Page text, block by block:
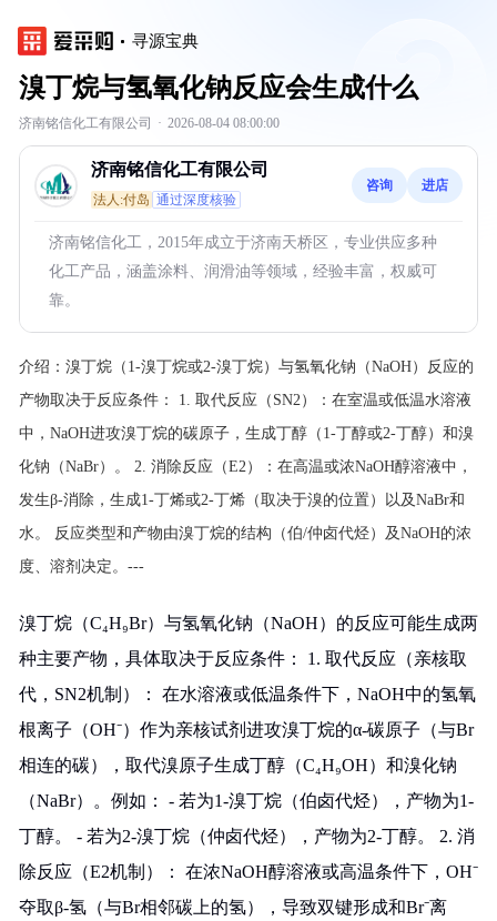
寻源宝典
溴丁烷与氢氧化钠反应会生成什么
济南铭信化工有限公司 · 2026-08-04 08:00:00
济南铭信化工有限公司
法人:付岛 通过深度核验
咨询 进店
济南铭信化工，2015年成立于济南天桥区，专业供应多种
化工产品，涵盖涂料、润滑油等领域，经验丰富，权威可
靠。
介绍： 溴丁烷（1-溴丁烷或2-溴丁烷）与氢氧化钠（NaOH）反应的
产物取决于反应条件： 1. 取代反应（SN2）：在室温或低温水溶液
中，NaOH进攻溴丁烷的碳原子，生成丁醇（1-丁醇或2-丁醇）和溴
化钠（NaBr）。 2. 消除反应（E2）：在高温或浓NaOH醇溶液中，
发生β-消除，生成1-丁烯或2-丁烯（取决于溴的位置）以及NaBr和
水。 反应类型和产物由溴丁烷的结构（伯/仲卤代烃）及NaOH的浓
度、溶剂决定。---
溴丁烷（C₄H₉Br）与氢氧化钠（NaOH）的反应可能生成两
种主要产物，具体取决于反应条件： 1. 取代反应（亲核取
代，SN2机制）： 在水溶液或低温条件下，NaOH中的氢氧
根离子（OH⁻）作为亲核试剂进攻溴丁烷的α-碳原子（与Br
相连的碳），取代溴原子生成丁醇（C₄H₉OH）和溴化钠
（NaBr）。例如： - 若为1-溴丁烷（伯卤代烃），产物为1-
丁醇。 - 若为2-溴丁烷（仲卤代烃），产物为2-丁醇。 2. 消
除反应（E2机制）： 在浓NaOH醇溶液或高温条件下，OH⁻
夺取β-氢（与Br相邻碳上的氢），导致双键形成和Br⁻离